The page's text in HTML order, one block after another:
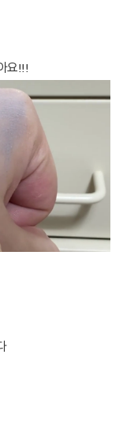
요!!!